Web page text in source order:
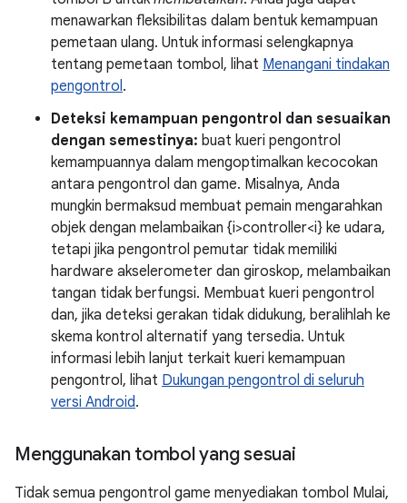
menawarkan fleksibilitas dalam bentuk kemampuan
pemetaan ulang. Untuk informasi selengkapnya
tentang pemetaan tombol, lihat Menangani tindakan
pengontrol.
Deteksi kemampuan pengontrol dan sesuaikan
dengan semestinya: buat kueri pengontrol
kemampuannya dalam mengoptimalkan kecocokan
antara pengontrol dan game. Misalnya, Anda
mungkin bermaksud membuat pemain mengarahkan
objek dengan melambaikan {i>controller<i} ke udara,
tetapi jika pengontrol pemutar tidak memiliki
hardware akselerometer dan giroskop, melambaikan
tangan tidak berfungsi. Membuat kueri pengontrol
dan, jika deteksi gerakan tidak didukung, beralihlah ke
skema kontrol alternatif yang tersedia. Untuk
informasi lebih lanjut terkait kueri kemampuan
pengontrol, lihat Dukungan pengontrol di seluruh
versi Android.
Menggunakan tombol yang sesuai
Tidak semua pengontrol game menyediakan tombol Mulai,